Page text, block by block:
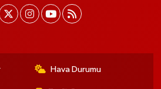
Hava Durumu